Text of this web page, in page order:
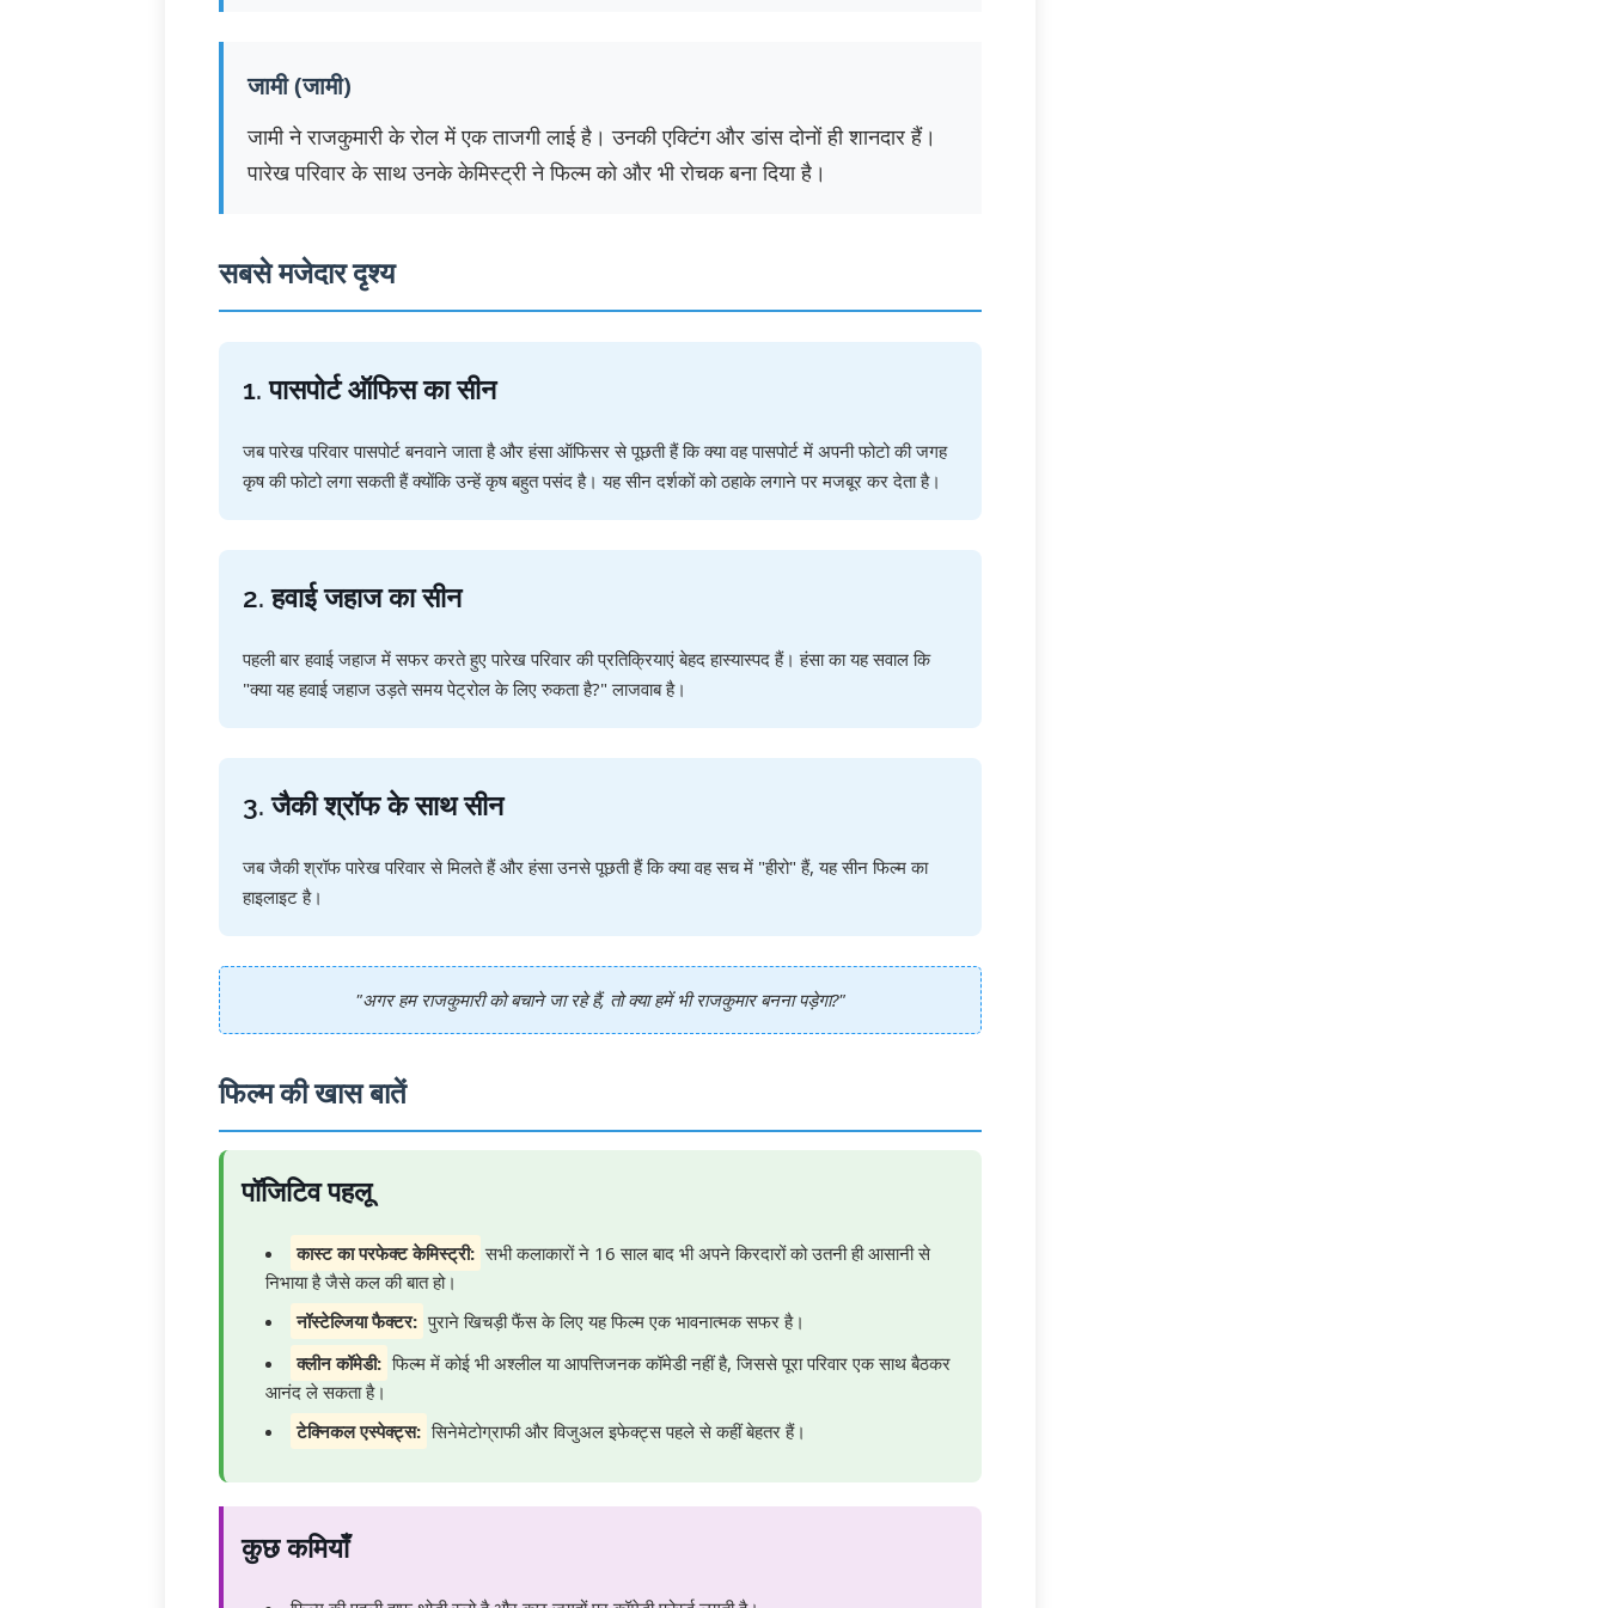
जामी (जामी)
जामी ने राजकुमारी के रोल में एक ताजगी लाई है। उनकी एक्टिंग और डांस दोनों ही शानदार हैं।
पारेख परिवार के साथ उनके केमिस्ट्री ने फिल्म को और भी रोचक बना दिया है।
सबसे मजेदार दृश्य
1. पासपोर्ट ऑफिस का सीन
जब पारेख परिवार पासपोर्ट बनवाने जाता है और हंसा ऑफिसर से पूछती हैं कि क्या वह पासपोर्ट में अपनी फोटो की जगह
कृष की फोटो लगा सकती हैं क्योंकि उन्हें कृष बहुत पसंद है। यह सीन दर्शकों को ठहाके लगाने पर मजबूर कर देता है।
2. हवाई जहाज का सीन
पहली बार हवाई जहाज में सफर करते हुए पारेख परिवार की प्रतिक्रियाएं बेहद हास्यास्पद हैं। हंसा का यह सवाल कि
"क्या यह हवाई जहाज उड़ते समय पेट्रोल के लिए रुकता है?" लाजवाब है।
3. जैकी श्रॉफ के साथ सीन
जब जैकी श्रॉफ पारेख परिवार से मिलते हैं और हंसा उनसे पूछती हैं कि क्या वह सच में "हीरो" हैं, यह सीन फिल्म का
हाइलाइट है।
"अगर हम राजकुमारी को बचाने जा रहे हैं, तो क्या हमें भी राजकुमार बनना पड़ेगा?"
फिल्म की खास बातें
पॉजिटिव पहलू
कास्ट का परफेक्ट केमिस्ट्री: सभी कलाकारों ने 16 साल बाद भी अपने किरदारों को उतनी ही आसानी से
निभाया है जैसे कल की बात हो।
नॉस्टेल्जिया फैक्टर: पुराने खिचड़ी फैंस के लिए यह फिल्म एक भावनात्मक सफर है।
क्लीन कॉमेडी: फिल्म में कोई भी अश्लील या आपत्तिजनक कॉमेडी नहीं है, जिससे पूरा परिवार एक साथ बैठकर
आनंद ले सकता है।
टेक्निकल एस्पेक्ट्स: सिनेमेटोग्राफी और विजुअल इफेक्ट्स पहले से कहीं बेहतर हैं।
कुछ कमियाँ